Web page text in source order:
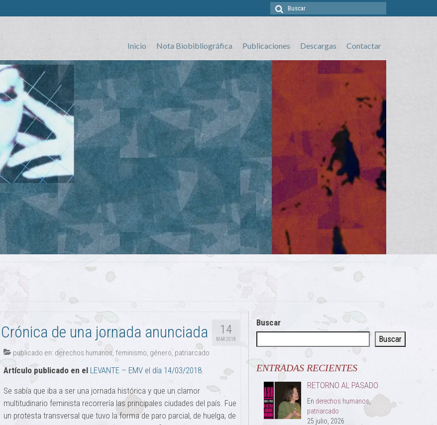
Buscar
Inicio Nota Biobibliográfica Publicaciones Descargas Contactar
14
MAR 2018
Crónica de una jornada anunciada
publicado en: derechos humanos, feminismo, género, patriarcado
Artículo publicado en el LEVANTE – EMV el día 14/03/2018.
Se sabía que iba a ser una jornada histórica y que un clamor
multitudinario feminista recorrería las principales ciudades del país. Fue
un protesta transversal que tuvo la forma de paro parcial, de huelga, de
Buscar
Buscar
ENTRADAS RECIENTES
RETORNO AL PASADO
En derechos humanos,
patriarcado
25 julio, 2026